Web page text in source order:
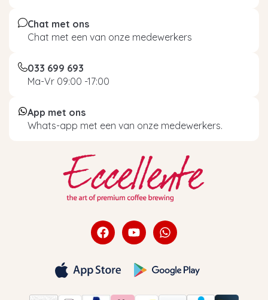
Chat met ons
Chat met een van onze medewerkers
033 699 693
Ma-Vr 09:00 -17:00
App met ons
Whats-app met een van onze medewerkers.